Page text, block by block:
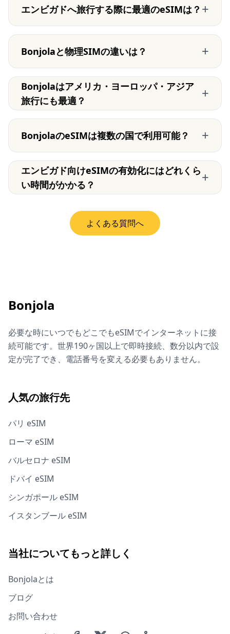
エンビガドへ旅行する際に最適のeSIMは？ +
Bonjolaと物理SIMの違いは？ +
Bonjolaはアメリカ・ヨーロッパ・アジア
旅行にも最適？
+
BonjolaのeSIMは複数の国で利用可能？ +
エンビガド向けeSIMの有効化にはどれくら
い時間がかかる？
+
よくある質問へ
Bonjola
必要な時にいつでもどこでもeSIMでインターネットに接
続可能です。世界190ヶ国以上で即時接続、数分以内で設
定が完了でき、電話番号を変える必要もありません。
人気の旅行先
パリ eSIM
ローマ eSIM
バルセロナ eSIM
ドバイ eSIM
シンガポール eSIM
イスタンブール eSIM
当社についてもっと詳しく
Bonjolaとは
ブログ
お問い合わせ